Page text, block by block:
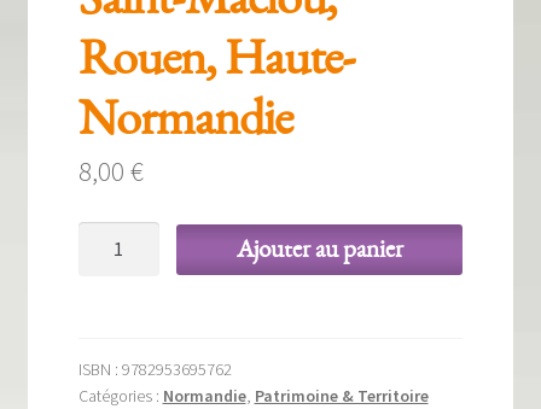
Rouen, Haute-
Normandie
8,00 €
Saint-
Ajouter au panier
ISBN : 9782953695762
Catégories : Normandie, Patrimoine & Territoire